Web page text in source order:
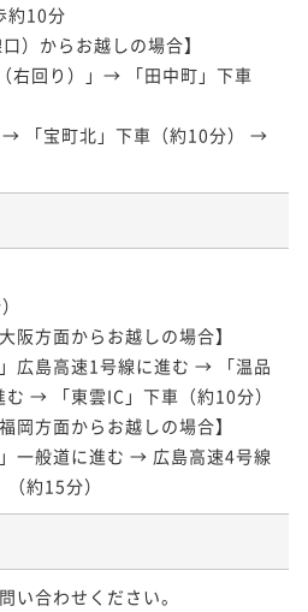
約10分
）からお越しの場合】
右回り）」→ 「田中町」下車
→ 「宝町北」下車（約10分） →
阪方面からお越しの場合】
広島高速1号線に進む → 「温品
→ 「東雲IC」下車（約10分）
岡方面からお越しの場合】
一般道に進む → 広島高速4号線
約15分）
い合わせください。